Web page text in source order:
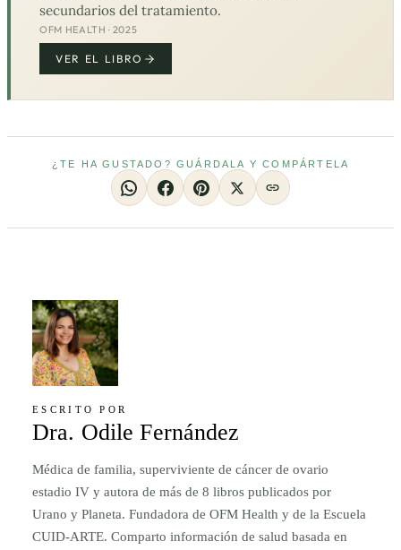
secundarios del tratamiento.
OFM HEALTH · 2025
VER EL LIBRO
¿TE HA GUSTADO? GUÁRDALA Y COMPÁRTELA
ESCRITO POR
Dra. Odile Fernández
Médica de familia, superviviente de cáncer de ovario
estadio IV y autora de más de 8 libros publicados por
Urano y Planeta. Fundadora de OFM Health y de la Escuela
CUID-ARTE. Comparto información de salud basada en